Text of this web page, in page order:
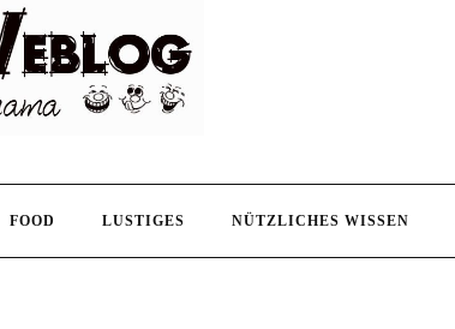
FOOD LUSTIGES NÜTZLICHES WISSEN